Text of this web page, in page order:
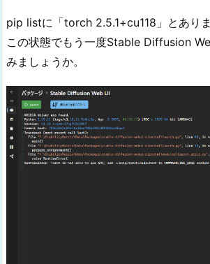
pip listに「torch 2.5.1+cu118」とあり
この状態でもう一度Stable Diffusion
みましょうか。